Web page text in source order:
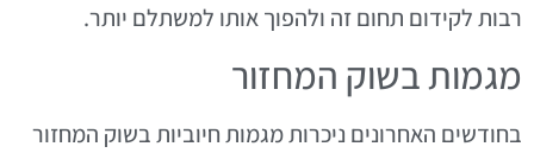
רבות לקידום תחום זה ולהפוך אותו למשתלם יותר.
מגמות בשוק המחזור
בחודשים האחרונים ניכרות מגמות חיוביות בשוק המחזור